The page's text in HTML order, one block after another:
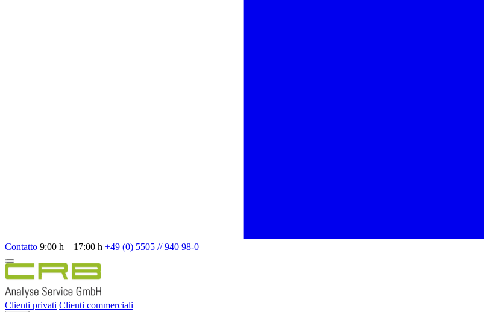
Contatto 9:00 h – 17:00 h +49 (0) 5505 // 940 98-0
Clienti privati Clienti commerciali